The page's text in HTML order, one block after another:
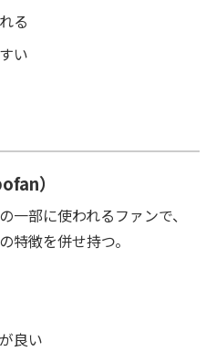
る
い
）
一部に使われるファンで、
特徴を併せ持つ。
良い